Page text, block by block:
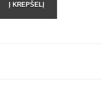
Į KREPŠELĮ